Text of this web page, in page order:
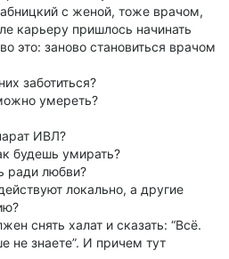
с женой, тоже врачом,
карьеру пришлось начинать
это: заново становиться врачом
заботиться?
умереть?
ИВЛ?
будешь умирать?
ради любви?
локально, а другие
снять халат и сказать: “Всё.
не знаете”. И причем тут